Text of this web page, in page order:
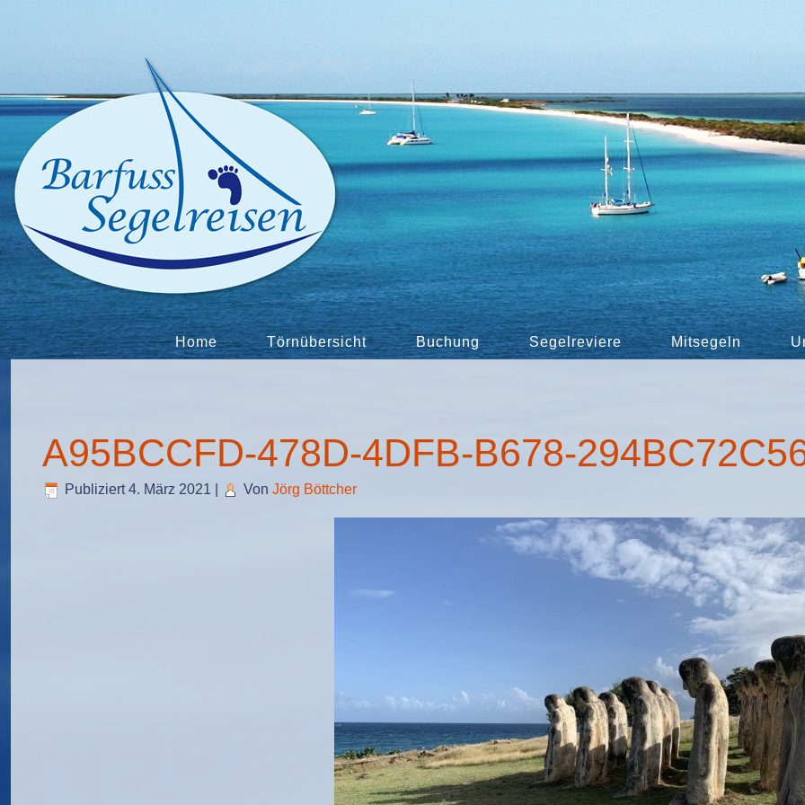
Home Törnübersicht Buchung Segelreviere Mitsegeln
A95BCCFD-478D-4DFB-B678-
Publiziert 4. März 2021 Von Jörg Böttcher